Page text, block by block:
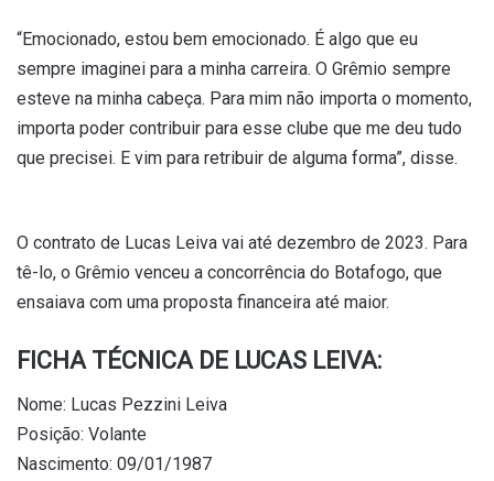
“Emocionado, estou bem emocionado. É algo que eu
sempre imaginei para a minha carreira. O Grêmio sempre
esteve na minha cabeça. Para mim não importa o momento,
importa poder contribuir para esse clube que me deu tudo
que precisei. E vim para retribuir de alguma forma”, disse.
O contrato de Lucas Leiva vai até dezembro de 2023. Para
tê-lo, o Grêmio venceu a concorrência do Botafogo, que
ensaiava com uma proposta financeira até maior.
FICHA TÉCNICA DE LUCAS LEIVA:
Nome: Lucas Pezzini Leiva
Posição: Volante
Nascimento: 09/01/1987